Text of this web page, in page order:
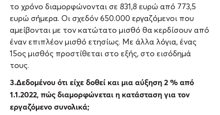
το χρόνο διαμορφώνονται σε 831,8 ευρώ από 773,5
ευρώ σήμερα. Οι σχεδόν 650.000 εργαζόμενοι που
αμείβονται με τον κατώτατο μισθό θα κερδίσουν από
έναν επιπλέον μισθό ετησίως. Με άλλα λόγια, ένας
15ος μισθός προστίθεται στο εξής, στο εισόδημά
τους.
3.Δεδομένου ότι είχε δοθεί και μια αύξηση 2 % από
1.1.2022, πώς διαμορφώνεται η κατάσταση για τον
εργαζόμενο συνολικά;